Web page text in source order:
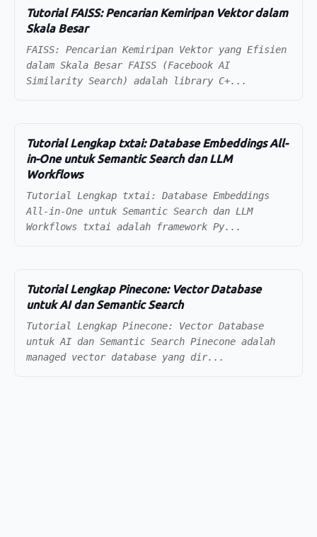
Tutorial FAISS: Pencarian Kemiripan Vektor dalam
Skala Besar
FAISS: Pencarian Kemiripan Vektor yang Efisien
dalam Skala Besar FAISS (Facebook AI
Similarity Search) adalah library C+...
Tutorial Lengkap txtai: Database Embeddings All-
in-One untuk Semantic Search dan LLM
Workflows
Tutorial Lengkap txtai: Database Embeddings
All-in-One untuk Semantic Search dan LLM
Workflows txtai adalah framework Py...
Tutorial Lengkap Pinecone: Vector Database
untuk AI dan Semantic Search
Tutorial Lengkap Pinecone: Vector Database
untuk AI dan Semantic Search Pinecone adalah
managed vector database yang dir...